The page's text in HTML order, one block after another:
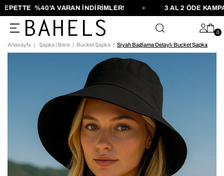
%40'A VARAN İNDİRİMLER! 3 AL 2 ÖDE
0
Anasayfa Şapka | Bere Bucket Şapka Siyah Bağlama Detaylı Bucket Şapka